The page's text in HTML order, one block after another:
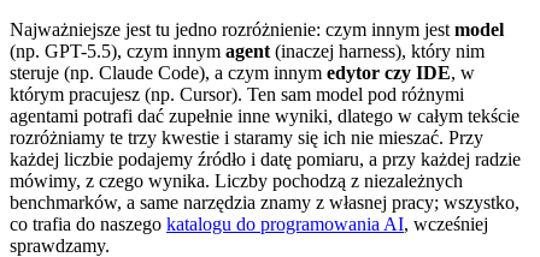
Najważniejsze jest tu jedno rozróżnienie: czym innym jest model
(np. GPT-5.5), czym innym agent (inaczej harness), który nim
steruje (np. Claude Code), a czym innym edytor czy IDE, w
którym pracujesz (np. Cursor). Ten sam model pod różnymi
agentami potrafi dać zupełnie inne wyniki, dlatego w całym tekście
rozróżniamy te trzy kwestie i staramy się ich nie mieszać. Przy
każdej liczbie podajemy źródło i datę pomiaru, a przy każdej radzie
mówimy, z czego wynika. Liczby pochodzą z niezależnych
benchmarków, a same narzędzia znamy z własnej pracy; wszystko,
co trafia do naszego katalogu do programowania AI, wcześniej
sprawdzamy.